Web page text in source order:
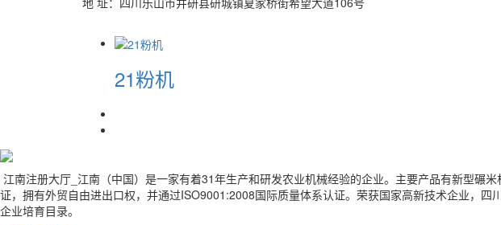
21粉机
江南注册大厅_江南（中国）是一家有着31年生产和研发农业机械经验的企业。主要产品有新型碾
证，拥有外贸自由进出口权，并通过ISO9001:2008国际质量体系认证。荣获国家高新技术企业，
企业培育目录。